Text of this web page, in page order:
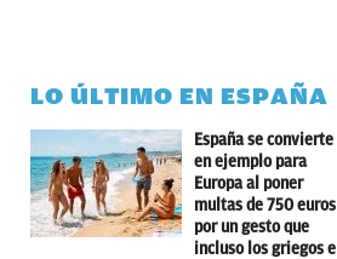
LO ÚLTIMO EN ESPAÑA
España se convierte
en ejemplo para
Europa al poner
multas de 750 euros
por un gesto que
incluso los griegos e